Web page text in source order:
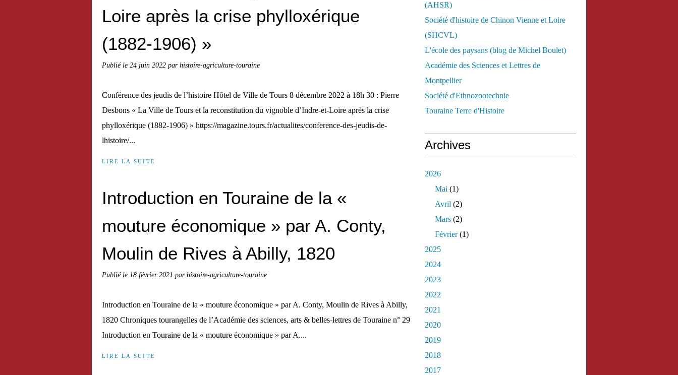
Loire après la crise phylloxérique
(1882-1906) »
Publié le 24 juin 2022 par histoire-agriculture-touraine
Conférence des jeudis de l’histoire Hôtel de Ville de Tours 8 décembre 2022 à 18h 30 : Pierre
Desbons « La Ville de Tours et la reconstitution du vignoble d’Indre-et-Loire après la crise
phylloxérique (1882-1906) » https://magazine.tours.fr/actualites/conference-des-jeudis-de-
lhistoire/...
LIRE LA SUITE
Introduction en Touraine de la «
mouture économique » par A. Conty,
Moulin de Rives à Abilly, 1820
Publié le 18 février 2021 par histoire-agriculture-touraine
Introduction en Touraine de la « mouture économique » par A. Conty, Moulin de Rives à Abilly,
1820 Chroniques tourangelles de l’Académie des sciences, arts & belles-lettres de Touraine n° 29
Introduction en Touraine de la « mouture économique » par A....
LIRE LA SUITE
(AHSR)
Société d'histoire de Chinon Vienne et Loire
(SHCVL)
L'école des paysans (blog de Michel Boulet)
Académie des Sciences et Lettres de
Montpellier
Société d'Ethnozootechnie
Touraine Terre d'Histoire
Archives
2026
Mai (1)
Avril (2)
Mars (2)
Février(1)
2025
2024
2023
2022
2021
2020
2019
2018
2017